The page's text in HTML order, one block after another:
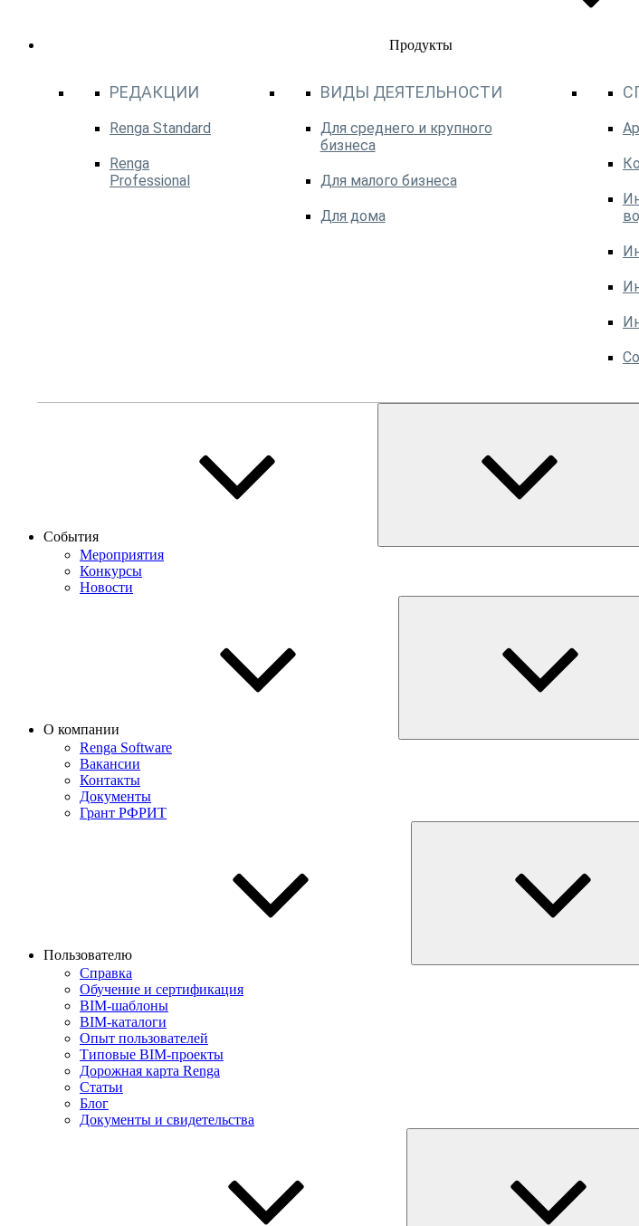
Продукты
РЕДАКЦИИ
Renga Standard
Renga
Professional
ВИДЫ ДЕЯТЕЛЬНОСТИ
Для среднего и крупного
бизнеса
Для малого бизнеса
Для дома
События
Мероприятия
Конкурсы
Новости
О компании
Renga Software
Вакансии
Контакты
Документы
Грант РФРИТ
Пользователю
Справка
Обучение и сертификация
BIM-шаблоны
BIM-каталоги
Опыт пользователей
Типовые BIM-проекты
Дорожная карта Renga
Статьи
Блог
Документы и свидетельства